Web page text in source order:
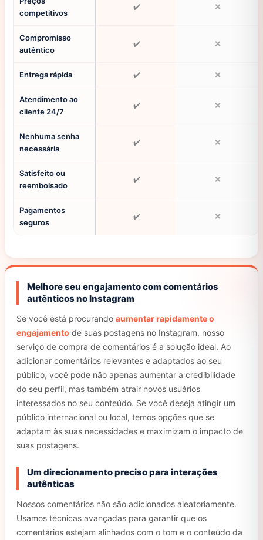
competitivos
✔️ ❌
Compromisso
autêntico
✔️ ❌
Entrega rápida ✔️ ❌
Atendimento ao
cliente 24/7
✔️ ❌
Nenhuma senha
necessária
✔️ ❌
Satisfeito ou
reembolsado
✔️ ❌
Pagamentos
seguros
✔️ ❌
Melhore seu engajamento com comentários
autênticos no Instagram
Se você está procurando aumentar rapidamente o
engajamento de suas postagens no Instagram, nosso
serviço de compra de comentários é a solução ideal. Ao
adicionar comentários relevantes e adaptados ao seu
público, você pode não apenas aumentar a credibilidade
do seu perfil, mas também atrair novos usuários
interessados no seu conteúdo. Se você deseja atingir um
público internacional ou local, temos opções que se
adaptam às suas necessidades e maximizam o impacto de
suas postagens.
Um direcionamento preciso para interações
autênticas
Nossos comentários não são adicionados aleatoriamente.
Usamos técnicas avançadas para garantir que os
comentários estejam alinhados com o tom e o conteúdo da